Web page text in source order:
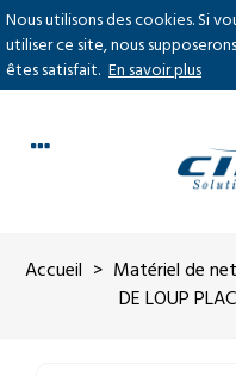
Nous utilisons des cookies. Si
utiliser ce site, nous
êtes satisfait. En savoir plus
Accueil > Matériel de
DE LOUP